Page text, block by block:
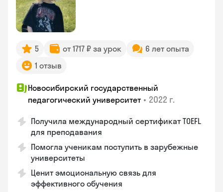
5 от 1717 ₽ за урок
6 лет опыта
1 отзыв
Новосибирский государственный
педагогический университет • 2022 г.
Получила международный сертификат TOEFL
для преподавания
Помогла ученикам поступить в зарубежные
университеты
Ценит эмоциональную связь для
эффективного обучения